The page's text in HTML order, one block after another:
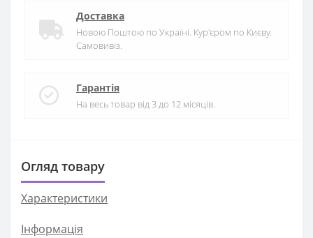
Доставка
Новою Поштою по Україні. Кур'єром по Києву.
Самовивіз.
Гарантія
На весь товар від 3 до 12 місяців.
Огляд товару
Характеристики
Iнформація